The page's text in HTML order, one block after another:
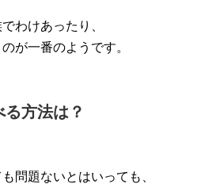
わけあったり、
が一番のようです。
方法は？
問題ないとはいっても、